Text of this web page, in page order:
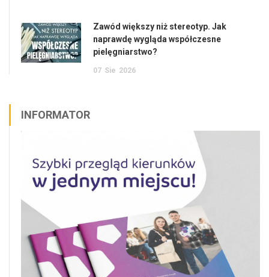
Zawód większy niż stereotyp. Jak
naprawdę wygląda współczesne
pielęgniarstwo?
07 Sie 2026
INFORMATOR